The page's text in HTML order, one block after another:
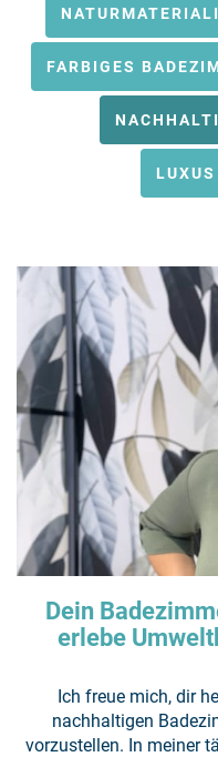
FARBIGES
Dein
erlebe
Ich freue mich, dir
nachhaltigen
vorzustellen. In meiner